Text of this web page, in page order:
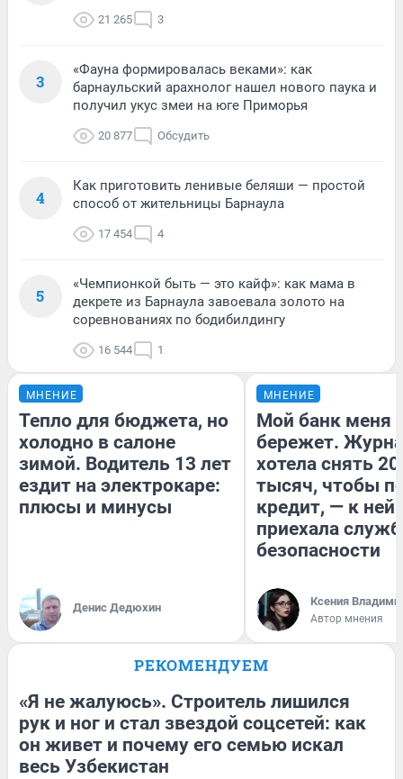
21 265 3
3
«Фауна формировалась веками»: как
барнаульский арахнолог нашел нового паука и
получил укус змеи на юге Приморья
20 877 Обсудить
4
Как приготовить ленивые беляши — простой
способ от жительницы Барнаула
17 454 4
5
«Чемпионкой быть — это кайф»: как мама в
декрете из Барнаула завоевала золото на
соревнованиях по бодибилдингу
16 544 1
МНЕНИЕ
Тепло для бюджета, но
холодно в салоне
зимой. Водитель 13 лет
ездит на электрокаре:
плюсы и минусы
Денис Дедюхин
МНЕНИЕ
Мой банк меня
бережет.
хотела снять
тысяч, чтобы
кредит, — к
приехала
безопасности
Ксения
Автор мнения
РЕКОМЕНДУЕМ
«Я не жалуюсь». Строитель лишился
рук и ног и стал звездой соцсетей: как
он живет и почему его семью искал
весь Узбекистан